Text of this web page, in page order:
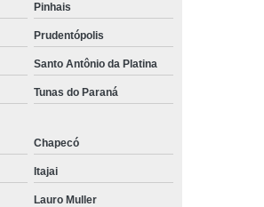
Pinhais
Prudentópolis
Santo Antônio da Platina
Tunas do Paraná
Chapecó
Itajai
Lauro Muller